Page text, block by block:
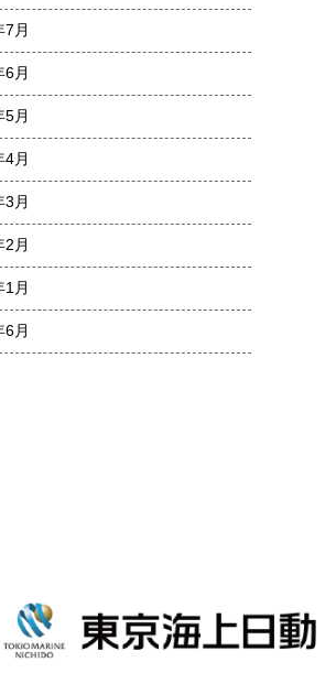
7月
6月
5月
4月
3月
2月
1月
6月